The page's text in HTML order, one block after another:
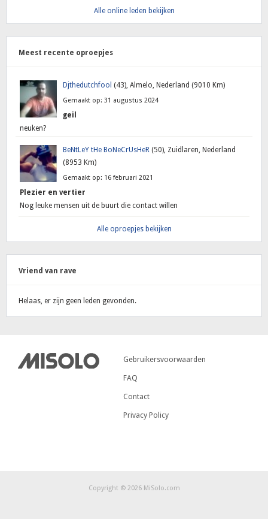
Alle online leden bekijken
Meest recente oproepjes
Djthedutchfool (43), Almelo, Nederland (9010 Km)
Gemaakt op: 31 augustus 2024
geil
neuken?
BeNtLeY tHe BoNeCrUsHeR (50), Zuidlaren, Nederland
(8953 Km)
Gemaakt op: 16 februari 2021
Plezier en vertier
Nog leuke mensen uit de buurt die contact willen
Alle oproepjes bekijken
Vriend van rave
Helaas, er zijn geen leden gevonden.
Gebruikersvoorwaarden
FAQ
Contact
Privacy Policy
Copyright © 2026 MiSolo.com